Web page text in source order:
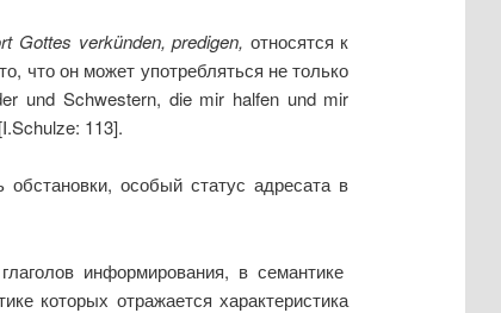
Gottes verkünden,predigen, относятся к
что он может употребляться не только
und Schwestern, die mir halfen und mir
113].
обстановки, особый статус адресата в
информирования, в семантике
которых отражается характеристика